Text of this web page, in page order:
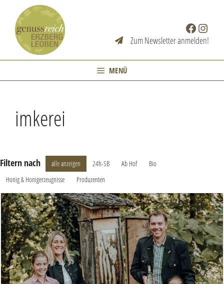
springen
Facebook
Zum Newsletter anmelden!
MENÜ
imkerei
Filtern nach alle anzeigen 24h-SB Ab Hof
Bio
Honig & Honigerzeugnisse
Produzenten